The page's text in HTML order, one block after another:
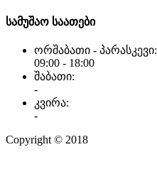
სამუშაო საათები
ორშაბათი - პარასკევი:
09:00 - 18:00
შაბათი:
-
კვირა:
-
Copyright © 2018